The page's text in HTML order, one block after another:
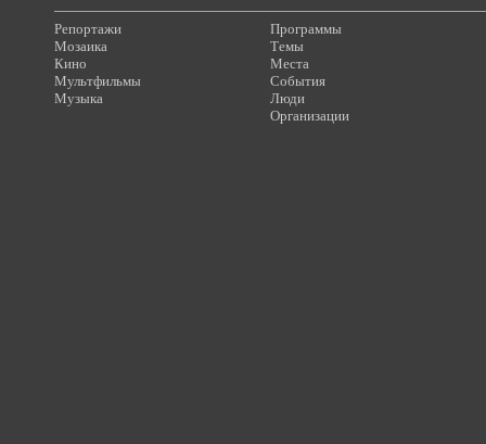
Репортажи
Мозаика
Кино
Мультфильмы
Музыка
Программы
Темы
Места
События
Люди
Организации